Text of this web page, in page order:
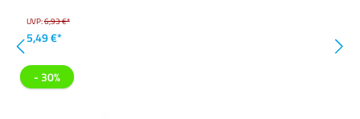
UVP:6,93 €*
5,49 €*
- 30%